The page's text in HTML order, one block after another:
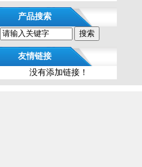
产品搜索
友情链接
没有添加链接！